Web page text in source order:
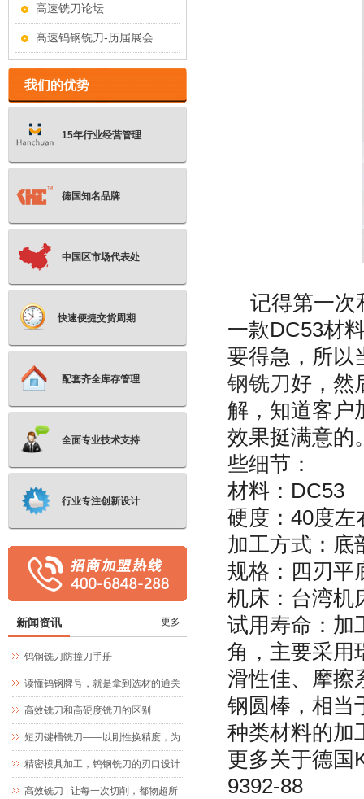
记得第一次
一款DC53材
要得急，所以
钢铣刀好，然
解，知道客户
效果挺满意的
些细节：
材料：DC53
硬度：40度左
加工方式：底
规格：四刃平
机床：台湾机
试用寿命：加
角，主要采用
滑性佳、摩擦
钢圆棒，相当
种类材料的加
更多关于德国
9392-88
高速铣刀论坛
高速钨钢铣刀-历届展会
我们的优势
15年行业经营管理
德国知名品牌
中国区市场代表处
快速便捷交货周期
配套齐全库存管理
全面专业技术支持
行业专注创新设计
新闻资讯 更多
钨钢铣刀防撞刀手册
读懂钨钢牌号，就是拿到选材的通关
文牒
高效铣刀和高硬度铣刀的区别
短刃键槽铣刀——以刚性换精度，为
精密键槽加工而生
精密模具加工，钨钢铣刀的刃口设计
究竟藏着什么玄机
高效铣刀 | 让每一次切削，都物超所